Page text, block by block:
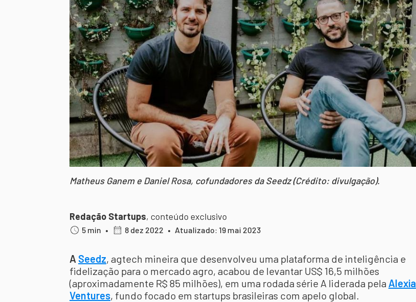
Matheus Ganem e Daniel Rosa, cofundadores da Seedz (Crédito: divulgação).
Redação Startups, conteúdo exclusivo
5 min • 8 dez 2022 • Atualizado: 19 mai 2023
A Seedz, agtech mineira que desenvolveu uma plataforma de inteligência e
fidelização para o mercado agro, acabou de levantar US$ 16,5 milhões
(aproximadamente R$ 85 milhões), em uma rodada série A liderada pela Alexia
Ventures, fundo focado em startups brasileiras com apelo global.